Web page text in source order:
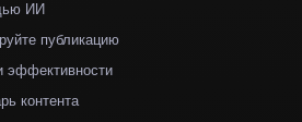
ИИ
публикацию
эффективности
контента